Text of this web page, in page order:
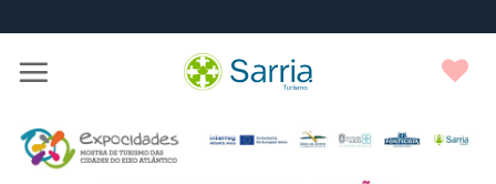
este
web
sistema
al